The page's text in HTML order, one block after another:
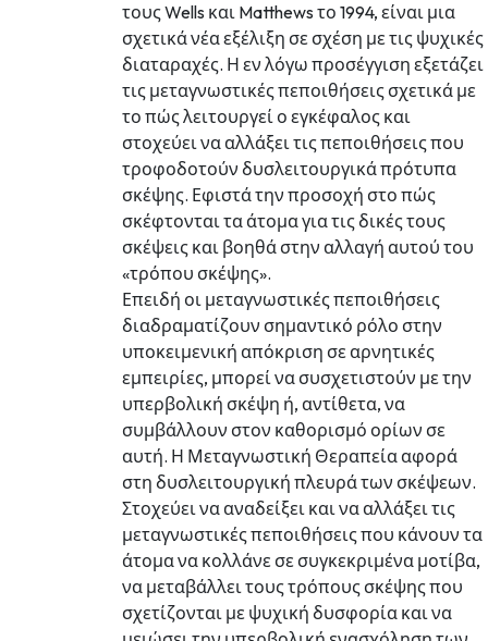
τους Wells και Matthews το 1994, είναι μια
σχετικά νέα εξέλιξη σε σχέση με τις ψυχικές
διαταραχές. Η εν λόγω προσέγγιση εξετάζει
τις μεταγνωστικές πεποιθήσεις σχετικά με
το πώς λειτουργεί ο εγκέφαλος και
στοχεύει να αλλάξει τις πεποιθήσεις που
τροφοδοτούν δυσλειτουργικά πρότυπα
σκέψης. Εφιστά την προσοχή στο πώς
σκέφτονται τα άτομα για τις δικές τους
σκέψεις και βοηθά στην αλλαγή αυτού του
«τρόπου σκέψης».
Επειδή οι μεταγνωστικές πεποιθήσεις
διαδραματίζουν σημαντικό ρόλο στην
υποκειμενική απόκριση σε αρνητικές
εμπειρίες, μπορεί να συσχετιστούν με την
υπερβολική σκέψη ή, αντίθετα, να
συμβάλλουν στον καθορισμό ορίων σε
αυτή. Η Μεταγνωστική Θεραπεία αφορά
στη δυσλειτουργική πλευρά των σκέψεων.
Στοχεύει να αναδείξει και να αλλάξει τις
μεταγνωστικές πεποιθήσεις που κάνουν τα
άτομα να κολλάνε σε συγκεκριμένα μοτίβα,
να μεταβάλλει τους τρόπους σκέψης που
σχετίζονται με ψυχική δυσφορία και να